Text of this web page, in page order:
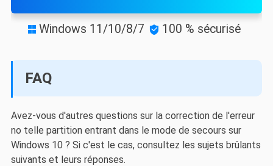
 Windows 11/10/8/7  100 % sécurisé
FAQ
Avez-vous d'autres questions sur la correction de l'erreur
no telle partition entrant dans le mode de secours sur
Windows 10 ? Si c'est le cas, consultez les sujets brûlants
suivants et leurs réponses.